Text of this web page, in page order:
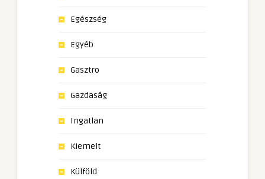
Egészség
Egyéb
Gasztro
Gazdaság
Ingatlan
Kiemelt
Külföld